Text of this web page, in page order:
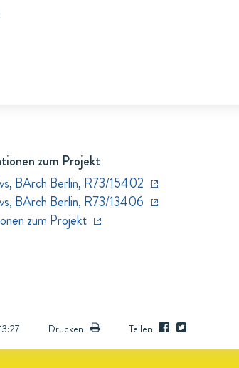
zum Projekt
BArch Berlin, R73/15402
BArch Berlin, R73/13406
zum Projekt
Drucken Teilen